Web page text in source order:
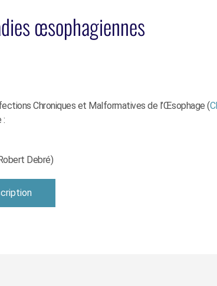
œsophagiennes
Chroniques et Malformatives de l’Œsophage (
:
Debré)